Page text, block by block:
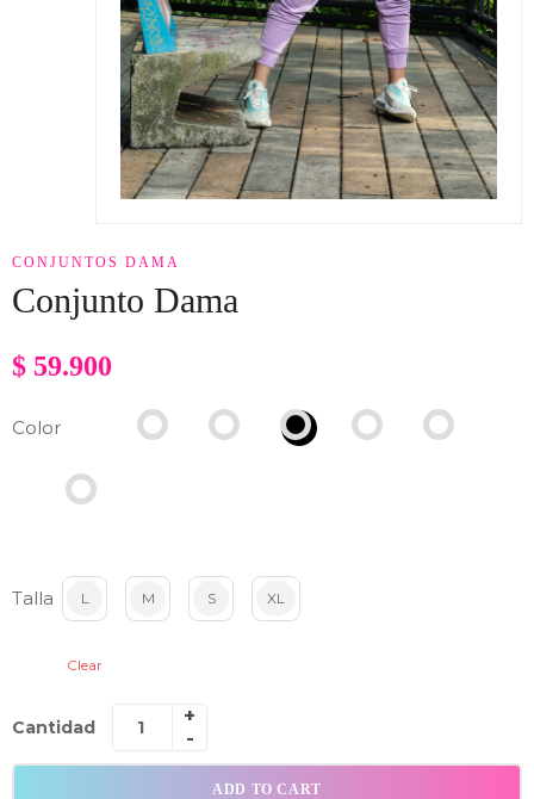
CONJUNTOS DAMA
Conjunto Dama
$ 59.900
Color
Talla L M S XL
Clear
Cantidad
ADD TO CART